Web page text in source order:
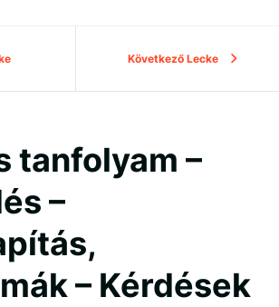
Következő Lecke
tanfolyam –
–
– Kérdések